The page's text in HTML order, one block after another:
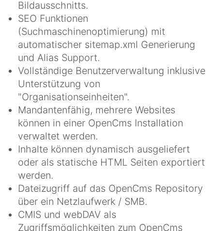
Bildausschnitts.
SEO Funktionen
(Suchmaschinenoptimierung) mit
automatischer sitemap.xml Generierung
und Alias Support.
Vollständige Benutzerverwaltung inklusive
Unterstützung von
"Organisationseinheiten".
Mandantenfähig, mehrere Websites
können in einer OpenCms Installation
verwaltet werden.
Inhalte können dynamisch ausgeliefert
oder als statische HTML Seiten exportiert
werden.
Dateizugriff auf das OpenCms Repository
über ein Netzlaufwerk / SMB.
CMIS und webDAV als
Zugriffsmöglichkeiten zum OpenCms